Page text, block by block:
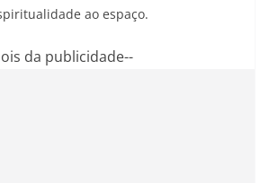
ao espaço.
da publicidade--